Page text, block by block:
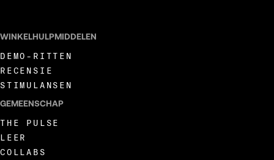
WINKELHULPMIDDELEN
DEMO-RITTEN
RECENSIE
STIMULANSEN
GEMEENSCHAP
THE PULSE
LEER
COLLABS